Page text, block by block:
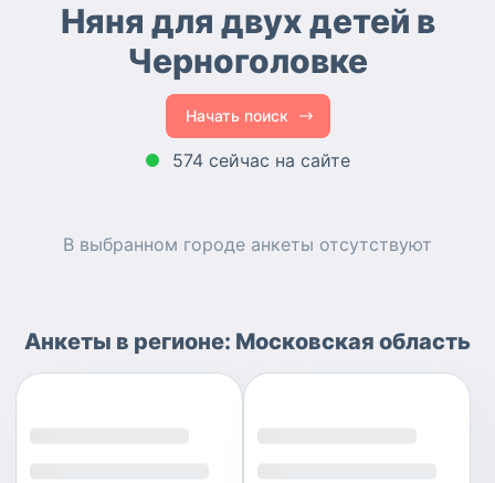
Няня для двух детей в
Черноголовке
Начать поиск
574 сейчас на сайте
В выбранном городе анкеты отсутствуют
Анкеты в регионе: Московская область